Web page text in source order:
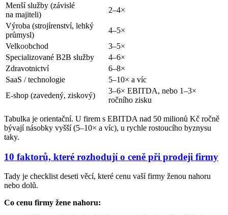
Menší služby (závislé
na majiteli)
2–4×
Výroba (strojírenství, lehký
průmysl)
4–5×
Velkoobchod
3–5×
Specializované B2B služby
4–6×
Zdravotnictví
6–8×
SaaS / technologie
5–10× a víc
E-shop (zavedený, ziskový)
3–6× EBITDA, nebo 1–3×
ročního zisku
Tabulka je orientační. U firem s EBITDA nad 50 milionů Kč ročně
bývají násobky vyšší (5–10× a víc), u rychle rostoucího byznysu
taky.
10 faktorů, které rozhodují o ceně při prodeji firmy
Tady je checklist deseti věcí, které cenu vaší firmy ženou nahoru
nebo dolů.
Co cenu firmy žene nahoru: